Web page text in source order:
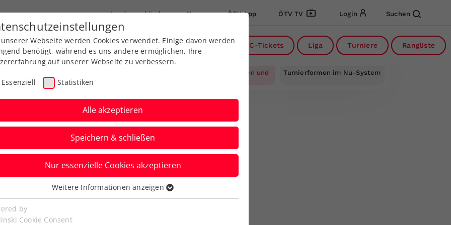
Landesverbände News ÖTV App ÖTV TV Login Suchen
Ausbildung Services Über uns DC-Tickets Liga Turniere Rangliste
Vereinsveranstaltungen und
Turnierformen im Nu-System
– Leben im Club!
Mit kreativen Events stärkst du die Gemeinschaft,
für neue Zielgruppen.
Webseite werden Cookies verwendet. Einige davon werden
benötigt, während es uns andere ermöglichen, Ihre
auf unserer Webseite zu verbessern.
Essenziell Statistiken
Alle akzeptieren
Speichern & schließen
Nur essenzielle Cookies akzeptieren
Cookies werden für grundlegende Funktionen der
benötigt. Dadurch ist gewährleistet, dass die Webseite
Weitere Informationen anzeigen
by
Cookie Consent